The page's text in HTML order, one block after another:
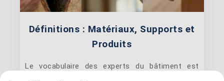
Définitions : Matériaux, Supports et
Produits
Le vocabulaire des experts du bâtiment est